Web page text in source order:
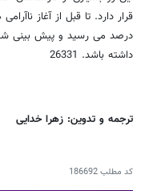
درصد می رسید و پیش بینی
داشته باشد. 26331
ترجمه و تدوین: زهرا خدایی
کد مطلب186692